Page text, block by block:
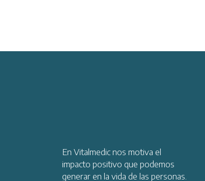
En Vitalmedic nos motiva el
impacto positivo que podemos
generar en la vida de las personas.